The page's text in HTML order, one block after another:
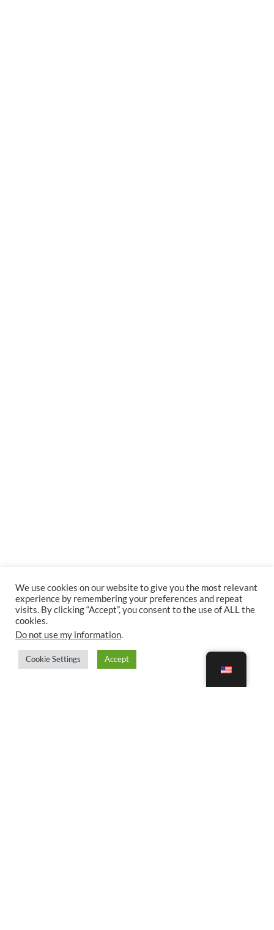
We use cookies on our website to give you the most relevant
experience by remembering your preferences and repeat
visits. By clicking “Accept”, you consent to the use of ALL the
cookies.
Do not use my information.
Cookie Settings Accept